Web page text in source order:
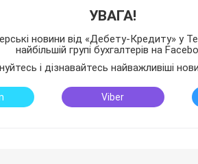
УВАГА!
новини від «Дебету-Кредиту» у
найбільшій групі бухгалтерів на
і дізнавайтесь найважливіші
Viber